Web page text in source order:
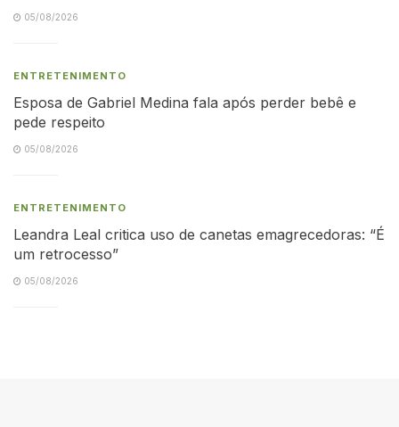
05/08/2026
ENTRETENIMENTO
Esposa de Gabriel Medina fala após perder bebê e
pede respeito
05/08/2026
ENTRETENIMENTO
Leandra Leal critica uso de canetas emagrecedoras: “É
um retrocesso”
05/08/2026